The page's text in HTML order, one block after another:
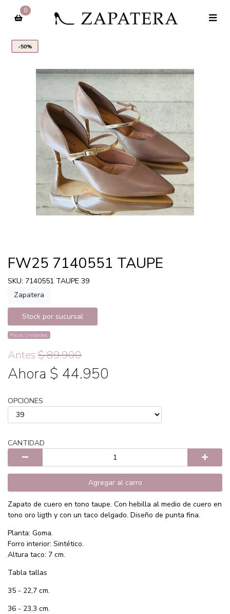
0
-50%
FW25 7140551 TAUPE
SKU: 7140551 TAUPE 39
Zapatera
Stock por sucursal
Pocas Unidades.
Antes $ 89.900
Ahora $ 44.950
OPCIONES
CANTIDAD
Agregar al carro
Zapato de cuero en tono taupe. Con hebilla al medio de cuero en
tono oro ligth y con un taco delgado. Diseño de punta fina.
Planta: Goma.
Forro interior: Sintético.
Altura taco: 7 cm.
Tabla tallas
35 - 22,7 cm.
36 - 23,3 cm.